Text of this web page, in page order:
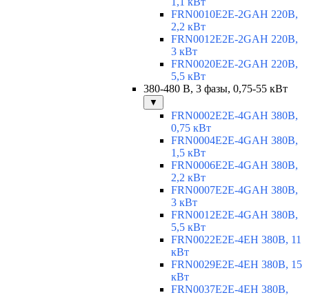
FRN0010E2E-2GAH 220В,
2,2 кВт
FRN0012E2E-2GAH 220В,
3 кВт
FRN0020E2E-2GAH 220В,
5,5 кВт
380-480 В, 3 фазы, 0,75-55 кВт
▼
FRN0002E2E-4GAH 380В,
0,75 кВт
FRN0004E2E-4GAH 380В,
1,5 кВт
FRN0006E2E-4GAH 380В,
2,2 кВт
FRN0007E2E-4GAH 380В,
3 кВт
FRN0012E2E-4GAH 380В,
5,5 кВт
FRN0022E2E-4EH 380В, 11
кВт
FRN0029E2E-4EH 380В, 15
кВт
FRN0037E2E-4EH 380В,